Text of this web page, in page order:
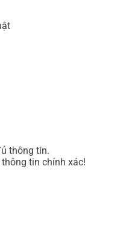
thông tin.
tin chính xác!